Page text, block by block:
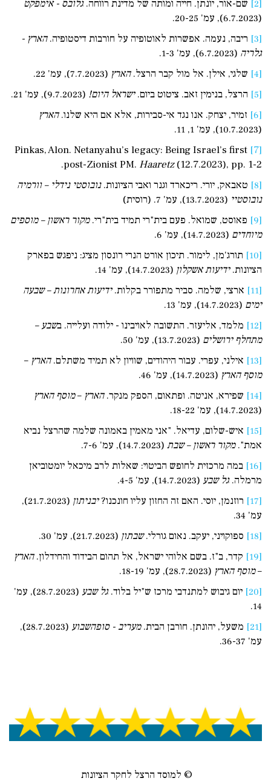
[2]
שם-אור, יונתן. חייה ומותה של מדינת רווחה.גלובס - אימפקט
(6.7.2023), עמ' 20-25.
[3]
ריבה, נעמה. אפשרות לאוטופיה על חורבות דיסטופיה.הארץ -
גלריה (6.7.2023), עמ' 1-3.
[4]
שלגי, אילן. אל מול קבר הרצל.הארץ (7.7.2023), עמ' 22.
[5]
הרצל, בנימין זאב. ציטוט ביום.ישראל היום! (9.7.2023), עמ' 21.
[6]
זמיר, יצחק. אנו נגד אי-סבירות, אלא אם היא שלנו.הארץ
(10.7.2023), עמ' 1, 11.
[7]
Pinkas, Alon. Netanyahu’s legacy: Being Israel’s first
post-Zionist PM. Haaretz(12.7.2023), pp. 1-2.
[8]
טאבאק, יורי. ריכארד וגנר ואבי הציונות.נובוסטי נידלי – וורמיה
נובוסטיי (13.7.2023), עמ' 7. (רוסית)
[9]
פאוסט, שמואל. פעם בית"רי תמיד בית"רי.מקור ראשון – מוספים
מיוחדים (14.7.2023), עמ' 6.
[10]
תורג'מן, לימור. תיכון אורט הנרי רונסון מציג: ניפגש בפארק
הציונות.ידיעות אשקלון (14.7.2023), עמ' 14.
[11]
ארצי, שלמה. סביר מתפורר בקלות.ידיעות אחרונות – שבעה
ימים (14.7.2023), עמ' 13.
[12]
מלמד, אליעזר. התשובה לאויבינו - ילודה ועלייה. בשבע –
מתחלף ירושלים (13.7.2023), עמ' 50.
[13]
אילני, עפרי. עבור היהודים, שוויון לא תמיד משתלם.הארץ –
מוסף הארץ (14.7.2023), עמ' 46.
[14]
שפירא, אניטה. ופתאום, הספק מנקר.הארץ –מוסף הארץ
(14.7.2023), עמ' 18-22.
[15]
איש-שלום, עדיאל. "אני מאמין באמונה שלמה שהרצל נביא
אמת".מקור ראשון – שבת (14.7.2023), עמ' 7-6.
[16]
במה מרכזית לחופש הביטוי: שאלות לרב מיכאל יומטוביאן
מרמלה.גל שבע (14.7.2023), עמ' 4-5.
[17]
רוזנמן, יוסי. האם זה החזון עליו חונכנו?יבניתון
(21.7.2023),
עמ' 34.
[18]
ספוקויני, יעקב. נאום גורלי.שבתון (21.7.2023), עמ' 30.
[19]
קדר, ב"ז. בשם אלוהי ישראל, אל תהום הבידוד והחידלון.הארץ
–מוסף הארץ (28.7.2023), עמ' 18-19.
[20]
יום גיבוש למתנדבי מרכז ש"יל בלוד.גל שבע
(28.7.2023), עמ'
14.
[21]
משעל, יהונתן. חורבן הבית.מעריב - סופהשבוע
(28.7.2023),
עמ' 36-37.
© למוסד הרצל לחקר הציונות